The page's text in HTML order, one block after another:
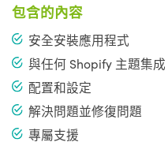
包含的內容
安全安裝應用程式
與任何 Shopify 主題集成
配置和設定
解決問題並修復問題
專屬支援